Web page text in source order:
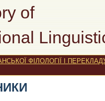
of
ФІЛОЛОГІЇ І